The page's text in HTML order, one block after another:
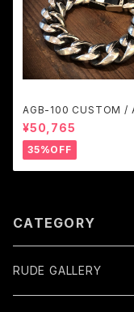
AGB-100 CUSTOM /
NT GLEAM
¥50,765
35%OFF
CATEGORY
RUDE GALLERY